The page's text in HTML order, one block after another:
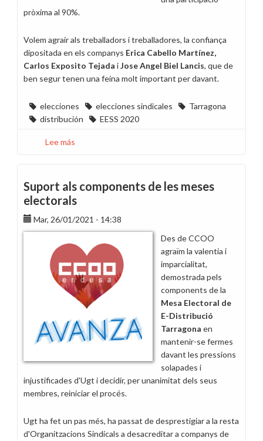
pròxima al 90%.
Volem agrair als treballadors i treballadores, la confiança
dipositada en els companys Erica Cabello Martínez,
Carlos Exposito Tejada iJose Angel Biel Lancis, que de
ben segur tenen una feina molt important per davant.
elecciones elecciones sindicales
Tarragona
distribución
EESS 2020
Lee más
més
de
CCOO
guanyant
les
eleccions
a
Tarragona
Suport als components de les meses
electorals
Mar, 26/01/2021 - 14:38
Des de CCOO
agraïm la valentia i
imparcialitat,
demostrada pels
components de la
Mesa Electoral de
E-Distribució
Tarragona en
mantenir-se fermes
davant les pressions
solapades i
injustificades d'Ugt i decidir, per unanimitat dels seus
membres, reiniciar el procés.
Ugt ha fet un pas més, ha passat de desprestigiar a la resta
d'Organitzacions Sindicals a desacreditar a companys de